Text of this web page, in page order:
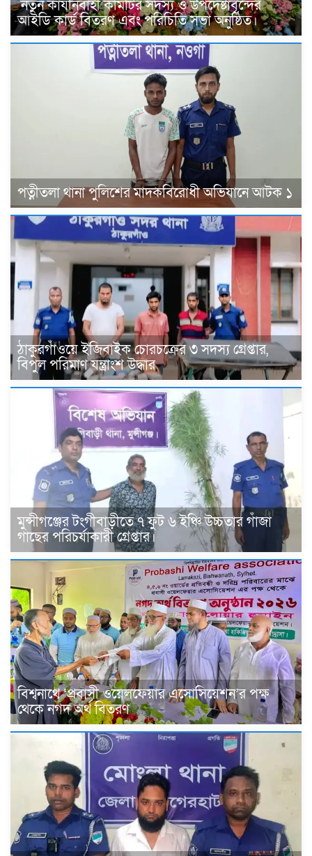
নতুন কার্যনির্বাহী কমিটির সদস্য ও উপদেষ্টাবৃন্দের
আইডি কার্ড বিতরণ এবং পরিচিতি সভা অনুষ্ঠিত।
পত্নীতলা থানা পুলিশের মাদকবিরোধী অভিযানে আটক ১
ঠাকুরগাঁওয়ে ইজিবাইক চোরচক্রের ৩ সদস্য গ্রেপ্তার,
বিপুল পরিমাণ যন্ত্রাংশ উদ্ধার ‎
মুন্সীগঞ্জের টংগীবাড়ীতে ৭ ফুট ৬ ইঞ্চি উচ্চতার গাঁজা
গাছের পরিচর্যাকারী গ্রেপ্তার।
বিশ্বনাথে ‘প্রবাসী ওয়েলফেয়ার এসোসিয়েশন’র পক্ষ
থেকে নগদ অর্থ বিতরণ